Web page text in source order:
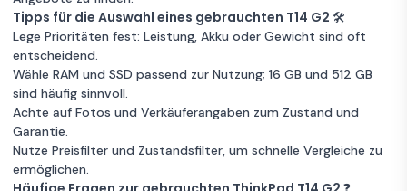
ThinkPad T14 G1
14" Ryzen 5 PRO
2.1 GHz - SSD
256 GB - 16GB
1 €
Angebot
Unbekannter Zustand
Ryzen 5 Pro
Garantie 12 Monate
Lenovo
ThinkPad T14 G1
Angebot
Niederländisch
Garantie 12 Monate
Lenovo
ThinkPad T14
G1 14" Core i5
1.7 GHz - SSD 1
TB - 8GB
QWERTY -
Portugiesisch
Guter Zustand 8 GB RAM
256GB Speicher
Tipps für die Auswahl eines gebrauchten T14 G2 🛠️
Lege Prioritäten fest: Leistung, Akku oder Gewicht sind oft
entscheidend.
Wähle RAM und SSD passend zur Nutzung; 16 GB und 512 GB
sind häufig sinnvoll.
Achte auf Fotos und Verkäuferangaben zum Zustand und
Garantie.
Nutze Preisfilter und Zustandsfilter, um schnelle Vergleiche zu
ermöglichen.